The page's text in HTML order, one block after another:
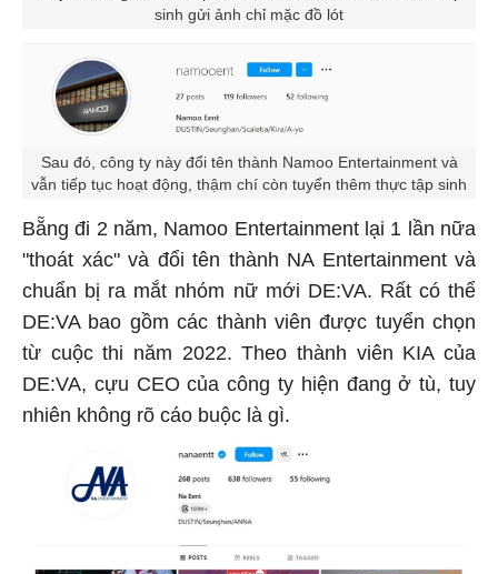
sinh gửi ảnh chỉ mặc đồ lót
Sau đó, công ty này đổi tên thành Namoo Entertainment và
vẫn tiếp tục hoạt động, thậm chí còn tuyển thêm thực tập sinh
Bẵng đi 2 năm, Namoo Entertainment lại 1 lần nữa
"thoát xác" và đổi tên thành NA Entertainment và
chuẩn bị ra mắt nhóm nữ mới DE:VA. Rất có thể
DE:VA bao gồm các thành viên được tuyển chọn
từ cuộc thi năm 2022. Theo thành viên KIA của
DE:VA, cựu CEO của công ty hiện đang ở tù, tuy
nhiên không rõ cáo buộc là gì.